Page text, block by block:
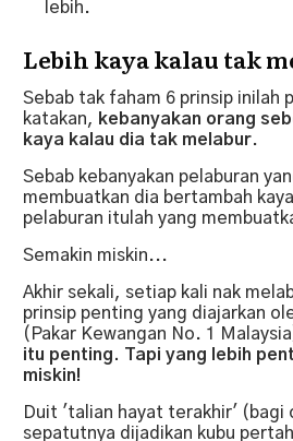
lebih.
Lebih kaya kalau tak
Sebab tak faham 6 prinsip inilah
katakan, kebanyakan orang
kaya kalau dia tak melabur.
Sebab kebanyakan pelaburan
membuatkan dia bertambah
pelaburan itulah yang
Semakin miskin...
Akhir sekali, setiap kali nak
prinsip penting yang diajarkan
(Pakar Kewangan No. 1
itu penting. Tapi yang lebih
miskin!
Duit 'talian hayat terakhir' (bagi
sepatutnya dijadikan kubu